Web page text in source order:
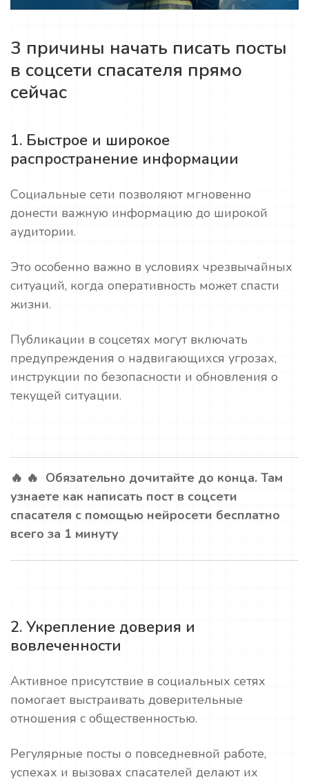
3 причины начать писать посты
в соцсети спасателя прямо
сейчас
1. Быстрое и широкое
распространение информации
Социальные сети позволяют мгновенно
донести важную информацию до широкой
аудитории.
Это особенно важно в условиях чрезвычайных
ситуаций, когда оперативность может спасти
жизни.
Публикации в соцсетях могут включать
предупреждения о надвигающихся угрозах,
инструкции по безопасности и обновления о
текущей ситуации.
🔥 🔥 Обязательно дочитайте до конца. Там
узнаете как написать пост в соцсети
спасателя с помощью нейросети бесплатно
всего за 1 минуту
2. Укрепление доверия и
вовлеченности
Активное присутствие в социальных сетях
помогает выстраивать доверительные
отношения с общественностью.
Регулярные посты о повседневной работе,
успехах и вызовах спасателей делают их